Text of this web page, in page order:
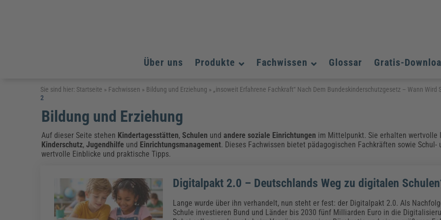
Über uns Produkte
Arbeitsschutz
Arbeitssicherheit & Gesundheitsschutz
Brandschutz
Chemikalen & Gefahrstoffe
Weiterbildungen (AKADEMIE HERKERT)
Arbeitsschutz & Brandschutz Gefahrstoffe & REACH
Assistenz und Office-Management
Assistenz & Office-Management
Baurecht & Architektenrecht
Energieoptimiertes & klimaneutrales Bauen
Immobilienwirtschaft
Bau, Immobilien & Gebäudemanagement
Bildung und Erziehung
Fachpublikationen & Arbeitshilfen
Datenschutz und IT-Sicherheit
Datenschutz & IT-Sicherheit
Elektrosicherheit & Elektrotechnik
Energie und Umwelt
Fachpublikationen & Arbeitshilfen
Weiterbildungen (AKADEMIE HERKERT)
Führung und Management
Fachpublikationen & Arbeitshilfen
Weiterbildungen (AKADEMIE HERKERT)
Fachwissen
Arbeitsschutz Assistenz und Office-Management
Bildung und Erziehung
Energie und Umwelt
Führung und Management
Kommunales
Künstliche Intelligenz
Glossar Gratis-
Arbeitsschutz Assistenz und Office-Management
Bildung und Erziehung
Energie und Umwelt
Führung und Management
Kommunales
Künstliche Intelligenz
Sie sind hier: Startseite » Fachwissen » Bildung und Erziehung » „insoweit Erfahrene Fachkraft“ Nach Dem Bundeskinderschutzgesetz – Wann Wird
2
Bildung und Erziehung
Auf dieser Seite stehen Kindertagesstätten, Schulen undandere soziale Einrichtungen im Mittelpunkt. Sie erhalten wertvolle
Kinderschutz,Jugendhilfe und Einrichtungsmanagement. Dieses Fachwissen bietet pädagogischen Fachkräften sowie Schul-
wertvolle Einblicke und praktische Tipps.
Digitalpakt 2.0 – Deutschlands Weg zu digitalen
Lange wurde über ihn verhandelt, nun steht er fest: der Digitalpakt 2.0. Als
Schule investieren Bund und Länder bis 2030 fünf Milliarden Euro in die